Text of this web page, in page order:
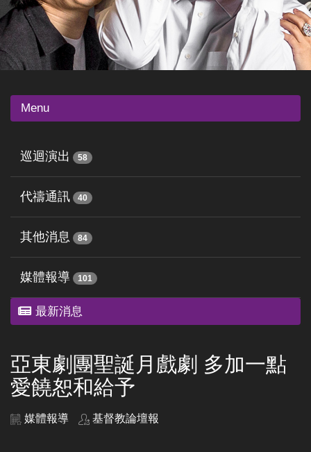
Menu
巡迴演出 58
代禱通訊 40
其他消息 84
媒體報導 101
最新消息
亞東劇團聖誕月戲劇 多加一點
愛饒恕和給予
媒體報導 基督教論壇報